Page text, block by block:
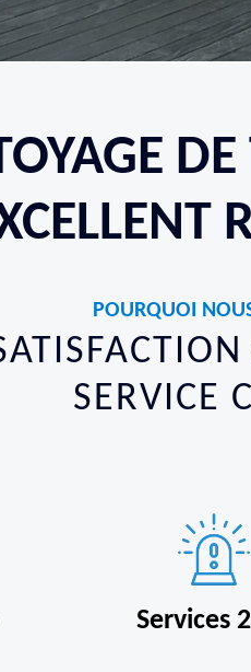
POURQUOI
SERVICE
Services